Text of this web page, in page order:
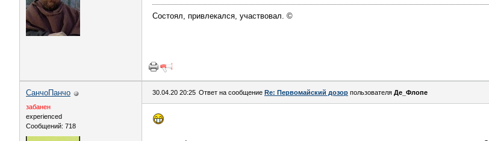
Состоял, привлекался, участвовал. ©
СанчоПанчо
забанен
experienced
Сообщений: 718
30.04.20 20:25 Ответ на сообщение Re: Первомайский дозор пользователя Де_Флопе